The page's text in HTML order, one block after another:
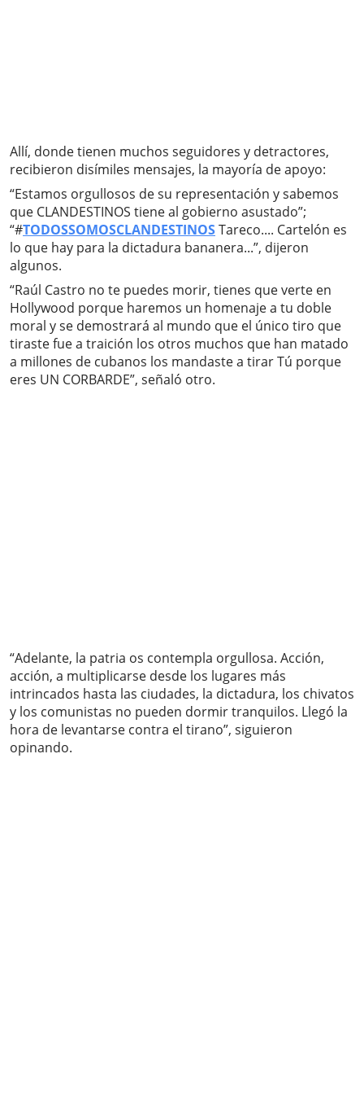
Allí, donde tienen muchos seguidores y detractores,
recibieron disímiles mensajes, la mayoría de apoyo:
“Estamos orgullosos de su representación y sabemos
que CLANDESTINOS tiene al gobierno asustado”;
“#TODOSSOMOSCLANDESTINOSTareco.... Cartelón es
lo que hay para la dictadura bananera...”, dijeron
algunos.
“Raúl Castro no te puedes morir, tienes que verte en
Hollywood porque haremos un homenaje a tu doble
moral y se demostrará al mundo que el único tiro que
tiraste fue a traición los otros muchos que han matado
a millones de cubanos los mandaste a tirar Tú porque
eres UN CORBARDE”, señaló otro.
“Adelante, la patria os contempla orgullosa. Acción,
acción, a multiplicarse desde los lugares más
intrincados hasta las ciudades, la dictadura, los chivatos
y los comunistas no pueden dormir tranquilos. Llegó la
hora de levantarse contra el tirano”, siguieron
opinando.